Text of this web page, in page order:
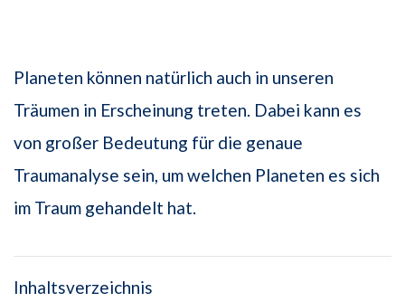
Planeten können natürlich auch in unseren
Träumen in Erscheinung treten. Dabei kann es
von großer Bedeutung für die genaue
Traumanalyse sein, um welchen Planeten es sich
im Traum gehandelt hat.
Inhaltsverzeichnis